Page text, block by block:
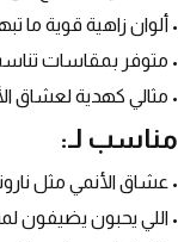
• ألوان زاهية قوية ما
• متوفر بمقاسات تناسب
• مثالي كهدية لعشاق
مناسب لـ:
• عشاق الأنمي مثل
• اللي يحبون يضيفون